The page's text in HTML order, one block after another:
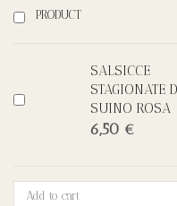
PRODUCT
SALSICCE
STAGIONATE
SUINO ROSA
6,50 €